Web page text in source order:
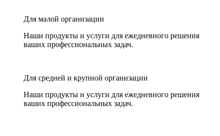
Для малой организации
Наши продукты и услуги для ежедневного решения
ваших профессиональных задач.
Для средней и крупной организации
Наши продукты и услуги для ежедневного решения
ваших профессиональных задач.